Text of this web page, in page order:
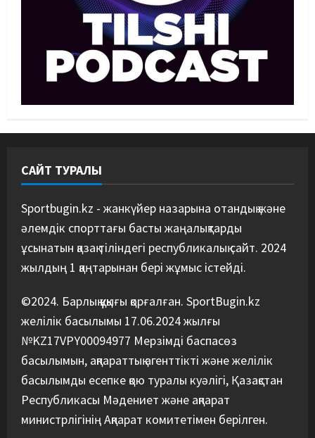
Сметов командаға керек: Бас
хатшы Азиадаға баратын құрамға
қатысты не айтты
05/08/2026
Басты жаңалық Күрес
ауыстырды
5
құрамасы алаяқтардың кесірінен
ұша алмай қалды
САЙТ ТУРАЛЫ
Sportbugin.kz - жанкүйер назарына отандық және
әлемдік спорттағы басты жаңалықтарды
ұсынатын қазақ тіліндегі республикалық сайт. 2024
жылдың 1 қаңтарынан бері жұмыс істейді.
©2024. Барлық құқығы қорғалған. SportBugin.kz
желілік басылымы 17.06.2024 жылғы
№KZ17VPY00094977 Мерзімді баспасөз
басылымын, ақпараттық агенттікті және желілік
басылымды есепке қою туралы куәлігі, Қазақстан
Республикасы Мәдениет және ақпарат
министрлігінің Ақпарат комитетімен берілген.